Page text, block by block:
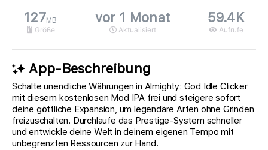
127MB
Größe
vor 1 Monat
Aktualisiert
59.4K
Aufrufe
App-Beschreibung
Schalte unendliche Währungen in Almighty: God Idle Clicker
mit diesem kostenlosen Mod IPA frei und steigere sofort
deine göttliche Expansion, um legendäre Arten ohne Grinden
freizuschalten. Durchlaufe das Prestige-System schneller
und entwickle deine Welt in deinem eigenen Tempo mit
unbegrenzten Ressourcen zur Hand.